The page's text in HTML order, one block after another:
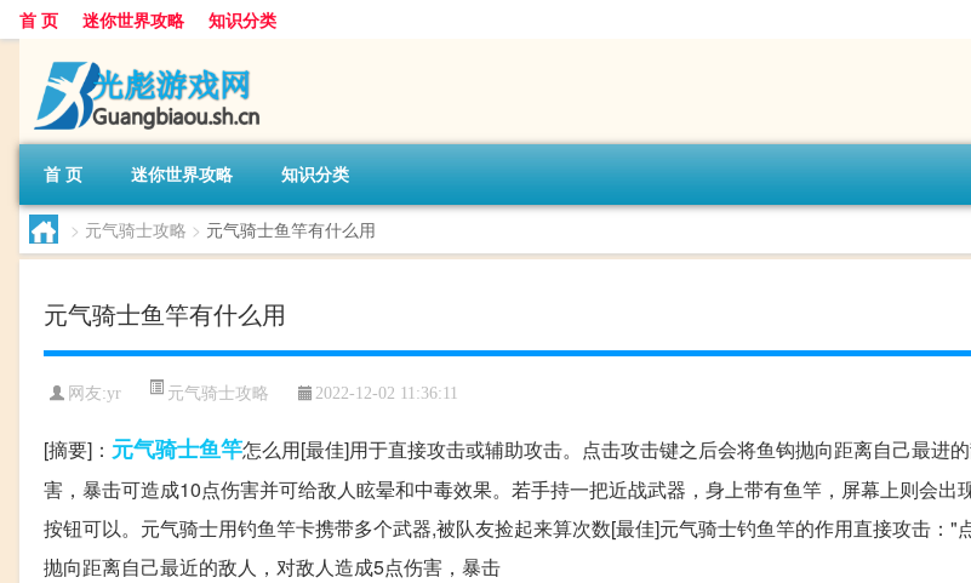
首 页 迷你世界攻略 知识分类
首 页 迷你世界攻略 知识分类
> 元气骑士攻略 > 元气骑士鱼竿有什么用
元气骑士鱼竿有什么用
网友:yr 元气骑士攻略 2022-12-02 11:36:11
[摘要]： 元气骑士鱼竿怎么用[最佳]用于直接攻击或辅助攻击。点击攻击键之后会将鱼钩抛向距离自己最进
害，暴击可造成10点伤害并可给敌人眩晕和中毒效果。若手持一把近战武器，身上带有鱼竿，屏幕上则会出
按钮可以。元气骑士用钓鱼竿卡携带多个武器,被队友捡起来算次数[最佳]元气骑士钓鱼竿的作用直接攻击："
抛向距离自己最近的敌人，对敌人造成5点伤害，暴击